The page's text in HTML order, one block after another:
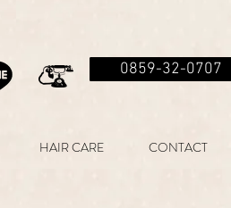
0859-32-0707
HAIR CARE CONTACT